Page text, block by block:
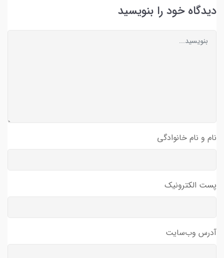
دیدگاه خود را بنویسید
نام و نام خانوادگی
پست الکترونیک
آدرس وب‌سایت